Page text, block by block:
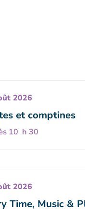
2026
et comptines
10 h 30
2026
Time, Music &